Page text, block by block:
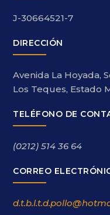
J-30664521-7
DIRECCIÓN
Avenida La Hoyada,
Los Teques, Estado
TELÉFONO DE
(0212) 514 36 64
CORREO